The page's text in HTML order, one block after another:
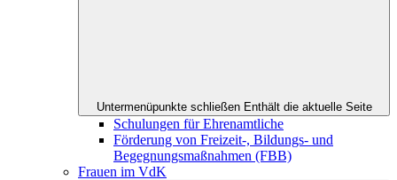
Untermenüpunkte schließen Enthält die aktuelle Seite
Schulungen für Ehrenamtliche
Förderung von Freizeit-, Bildungs- und
Begegnungsmaßnahmen (FBB)
Frauen im VdK